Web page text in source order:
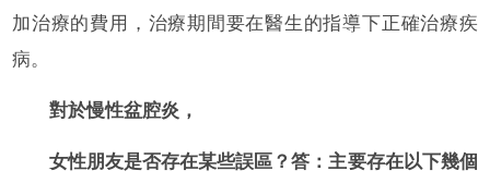
加治療的費用，治療期間要在醫生的指導下正確治療疾
病。
對於慢性盆腔炎，
女性朋友是否存在某些誤區？答：主要存在以下幾個